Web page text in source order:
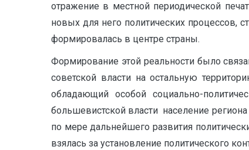
отражение в местной периодической
новых для него политических процессов,
формировалась в центре страны.
Формирование этой реальности было
советской власти на остальную
обладающий особой социально-
большевистской власти население
по мере дальнейшего развития
взялась за установление политического